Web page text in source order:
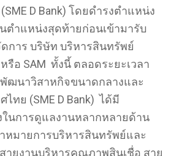
D Bank) โดยดำรงตำแหน่ง
ตำแหน่งสุดท้ายก่อนเข้ามารับ
การ บริษัท บริหารสินทรัพย์
รือ SAM ทั้งนี้ ตลอดระยะเวลา
ฒนาวิสาหกิจขนาดกลางและ
ทย (SME D Bank) ได้มี
นการดูแลงานหลากหลายด้าน
หมายการบริหารสินทรัพย์และ
ายงานบริหารคุณภาพสินเชื่อ สาย